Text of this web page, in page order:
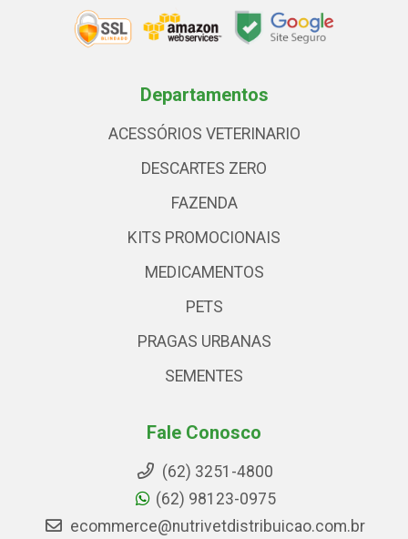
Departamentos
ACESSÓRIOS VETERINARIO
DESCARTES ZERO
FAZENDA
KITS PROMOCIONAIS
MEDICAMENTOS
PETS
PRAGAS URBANAS
SEMENTES
Fale Conosco
(62) 3251-4800
(62) 98123-0975
ecommerce@nutrivetdistribuicao.com.br